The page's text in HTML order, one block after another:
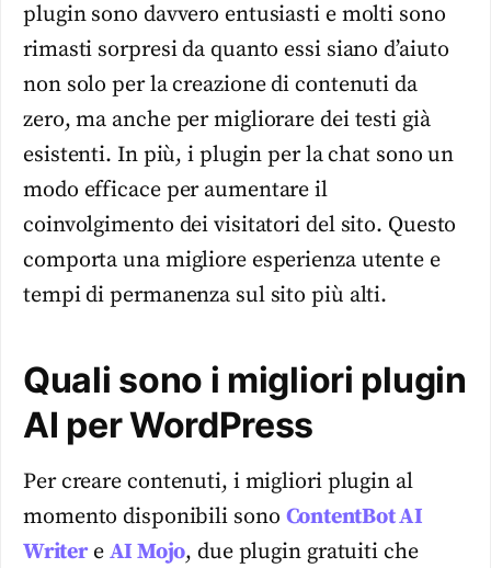
plugin sono davvero entusiasti e molti sono
rimasti sorpresi da quanto essi siano d’aiuto
non solo per la creazione di contenuti da
zero, ma anche per migliorare dei testi già
esistenti. In più, i plugin per la chat sono un
modo efficace per aumentare il
coinvolgimento dei visitatori del sito. Questo
comporta una migliore esperienza utente e
tempi di permanenza sul sito più alti.
Quali sono i migliori plugin
AI per WordPress
Per creare contenuti, i migliori plugin al
momento disponibili sono ContentBot AI
Writere AI Mojo, due plugin gratuiti che